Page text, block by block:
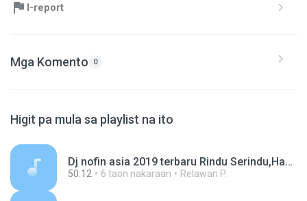
I-report
Mga Komento 0
Higit pa mula sa playlist na ito
Dj nofin asia 2019 terbaru Rindu Serindu,Hanya Rindu,Salah Apa Aku, Via Vallen, (1).mp3
50:12 6 taon nakaraan Relawan P.